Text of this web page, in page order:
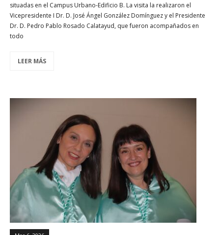
situadas en el Campus Urbano-Edificio B. La visita la realizaron el
Vicepresidente I Dr. D. José Ángel González Domínguez y el Presidente
Dr. D. Pedro Pablo Rosado Calatayud, que fueron acompañados en
todo
LEER MÁS